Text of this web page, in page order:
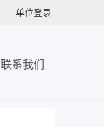
单位登录
联系我们